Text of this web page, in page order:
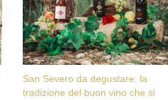
San Severo da degustare: la
tradizione del buon vino che si